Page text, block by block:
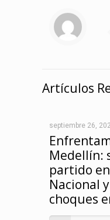
Artículos
septiembre 26,
Medellín:
partido
Nacional
choques